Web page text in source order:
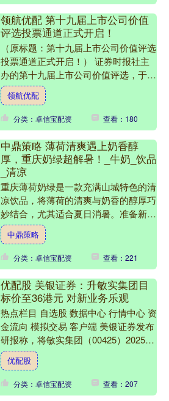
领航优配 第十九届上市公司价值
评选投票通道正式开启！
（原标题：第十九届上市公司价值评选
投票通道正式开启！） 证券时报社主
办的第十九届上市公司价值评选，于8
月14日正式开启网络投票。本次网络投
票时间自8月14日起至....
领航优配
分类：卓信宝配资 查看：180
中鼎策略 薄荷清爽遇上奶香醇
厚，重庆奶绿超解暑！_牛奶_饮品
_清凉
重庆薄荷奶绿是一款充满山城特色的清
凉饮品，将薄荷的清爽与奶香的醇厚巧
妙结合，尤其适合夏日消暑。准备新鲜
的薄荷叶，薄荷是这道饮品的灵魂，叶
片要翠绿饱满，洗净后轻轻....
中鼎策略
分类：卓信宝配资 查看：221
优配股 美银证券：升敏实集团目
标价至36港元 对新业务乐观
热点栏目 自选股 数据中心 行情中心 资
金流向 模拟交易 客户端 美银证券发布
研报称，将敏实集团（00425）2025至
2027年每股盈利预测，分别上调
0.4%....
优配股
分类：卓信宝配资 查看：207